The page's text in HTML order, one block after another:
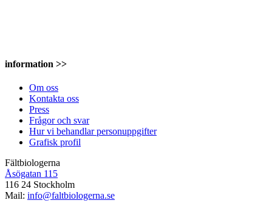
information >>
Om oss
Kontakta oss
Press
Frågor och svar
Hur vi behandlar personuppgifter
Grafisk profil
Fältbiologerna
Åsögatan 115
116 24 Stockholm
Mail: info@faltbiologerna.se